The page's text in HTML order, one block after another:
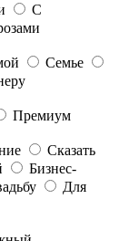
С
Семье
Премиум
Сказать
Бизнес-
Для